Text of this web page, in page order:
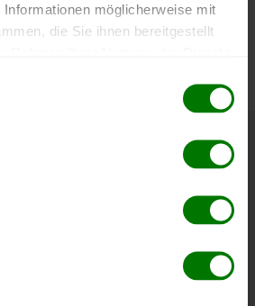
möglicherweise mit
die Sie ihnen bereitgestellt
für Holzpellets in Deutschland
auf unsererPelletspreise-Seite
Tiefststände der
lose Holzpellets und Holzpellets
. Das dazugehörige Datum zeigt,